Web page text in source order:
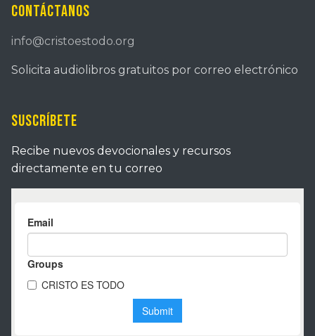
Contáctanos
info@cristoestodo.org
Solicita audiolibros gratuitos por correo electrónico
Suscríbete
Recibe nuevos devocionales y recursos
directamente en tu correo